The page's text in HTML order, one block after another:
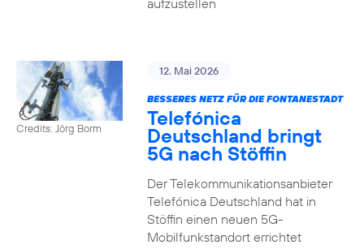
aufzustellen
Credits: Jörg Borm
12. Mai 2026
BESSERES NETZ FÜR DIE FONTANESTADT
Telefónica
Deutschland bringt
5G nach Stöffin
Der Telekommunikationsanbieter
Telefónica Deutschland hat in
Stöffin einen neuen 5G-
Mobilfunkstandort errichtet